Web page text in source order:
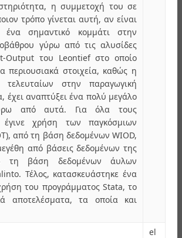
η συμμετοχή του σε
τρόπο γίνεται αυτή, αν είναι
ένα σημαντικό κομμάτι στην
γύρω από τις αλυσίδες
Output του Leontief στο οποίο
περιουσιακά στοιχεία, καθώς η
στην παραγωγική
έχει αναπτύξει ένα πολύ μεγάλο
από αυτά. Για όλα τους
έγινε χρήση των παγκόσμιων
από τη βάση δεδομένων WIOD,
από βάσεις δεδομένων της
τη βάση δεδομένων άυλων
Τέλος, κατασκευάστηκε ένα
του προγράμματος Stata, το
αποτελέσματα, τα οποία και
el